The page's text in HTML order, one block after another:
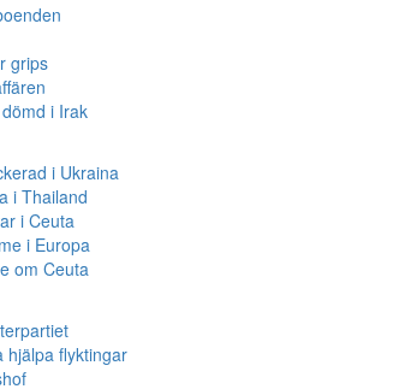
grips
i Irak
i Ukraina
i Thailand
i Ceuta
i Europa
om Ceuta
hjälpa flyktingar